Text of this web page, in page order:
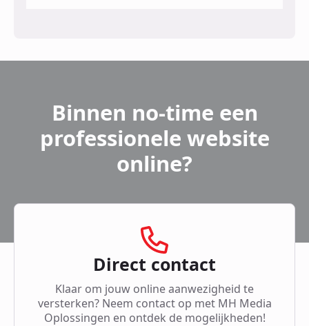
Binnen no-time een
professionele website
online?
Direct contact
Klaar om jouw online aanwezigheid te
versterken? Neem contact op met MH Media
Oplossingen en ontdek de mogelijkheden!